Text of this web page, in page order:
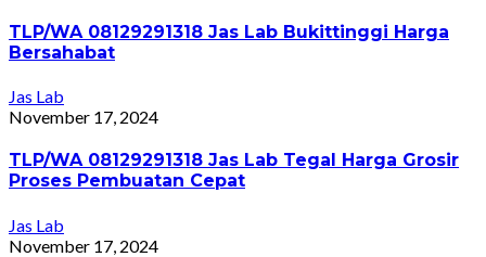
TLP/WA 08129291318 Jas Lab Bukittinggi Harga
Bersahabat
Jas Lab
November 17, 2024
TLP/WA 08129291318 Jas Lab Tegal Harga Grosir
Proses Pembuatan Cepat
Jas Lab
November 17, 2024